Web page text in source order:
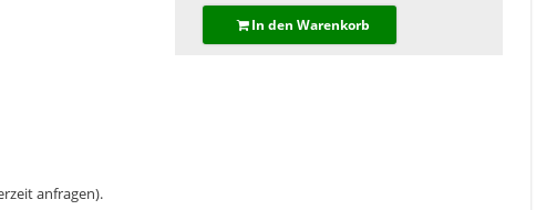
anfragen).
In den Warenkorb